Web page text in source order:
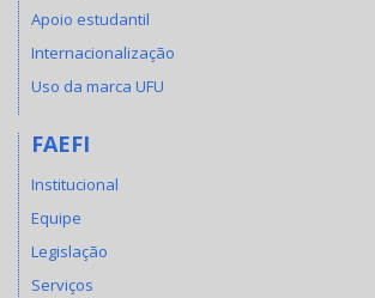
Apoio estudantil
Internacionalização
Uso da marca UFU
FAEFI
Institucional
Equipe
Legislação
Serviços